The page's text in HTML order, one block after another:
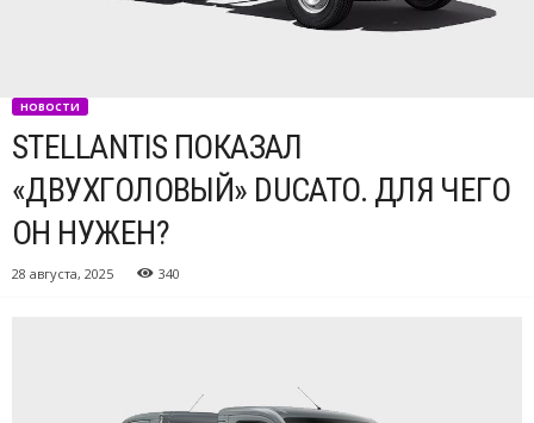
НОВОСТИ
STELLANTIS ПОКАЗАЛ
«ДВУХГОЛОВЫЙ» DUCATO. ДЛЯ ЧЕГО
ОН НУЖЕН?
28 августа, 2025 340